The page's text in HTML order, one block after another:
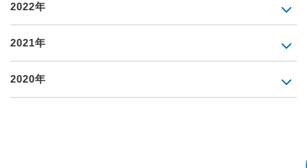
2022年
2021年
2020年